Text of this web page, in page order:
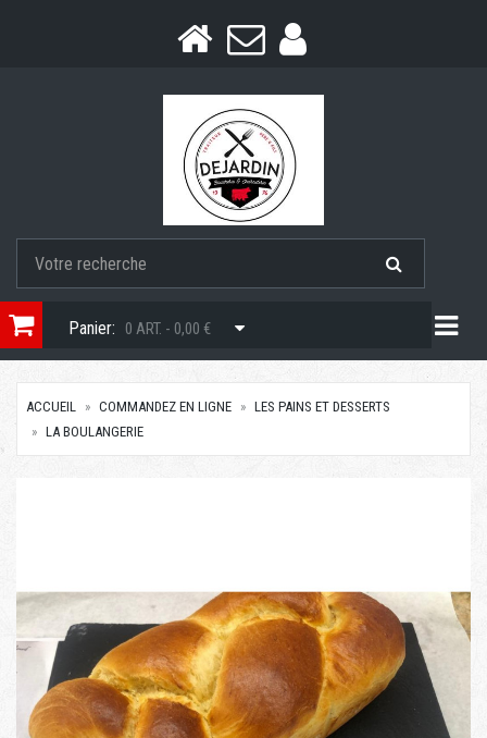
Panier: 0 ART. - 0,00 €
ACCUEIL COMMANDEZ EN LIGNE
LES PAINS ET DESSERTS
LA BOULANGERIE